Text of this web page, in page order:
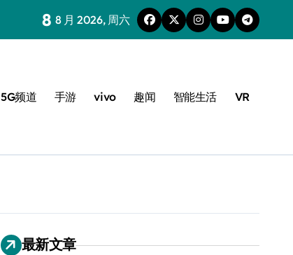
8 8 月 2026, 周六
5G频道 手游 vivo 趣闻 智能生活 VR
最新文章